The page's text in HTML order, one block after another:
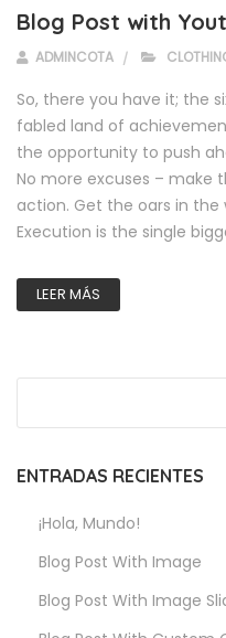
Blog Post with
ADMINCOTA
So, there you have it; the
fabled land of
the opportunity to push
No more excuses –
action. Get the oars in
Execution is the single
LEER MÁS
ENTRADAS RECIENTES
¡Hola, Mundo!
Blog Post With Image
Blog Post With Image